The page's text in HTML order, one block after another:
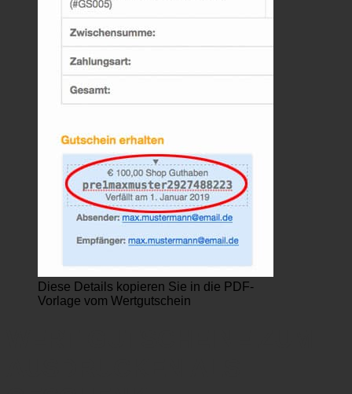
Diese Details kopieren Sie in die PDF-
Vorlage vom Wertgutschein